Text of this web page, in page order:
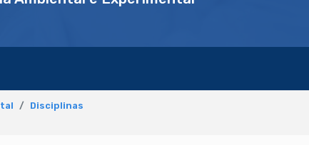
Disciplinas